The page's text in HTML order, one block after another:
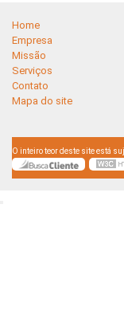
Home
Empresa
Missão
Serviços
Contato
Mapa do site
O inteiro teor deste site está